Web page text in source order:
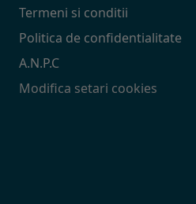
Termeni si conditii
Politica de confidentialitate
A.N.P.C
Modifica setari cookies